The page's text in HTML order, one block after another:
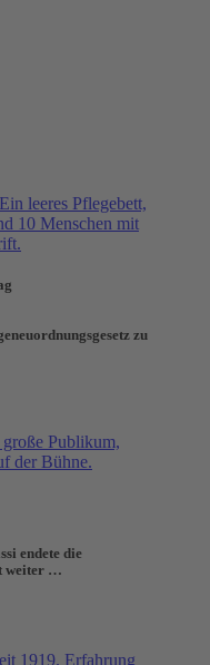
zu
endete die
weiter …